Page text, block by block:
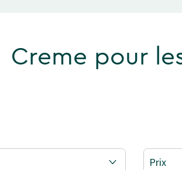
Creme pour
Prix